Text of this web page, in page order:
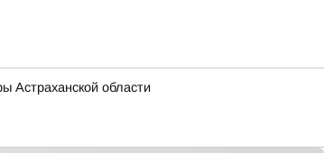
Астраханской области